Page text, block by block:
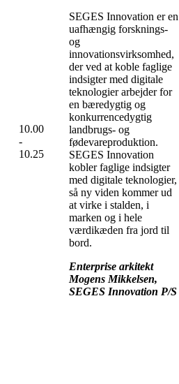
10.00
-
10.25
SEGES Innovation er en
uafhængig forsknings-
og
innovationsvirksomhed,
der ved at koble faglige
indsigter med digitale
teknologier arbejder for
en bæredygtig og
konkurrencedygtig
landbrugs- og
fødevareproduktion.
SEGES Innovation
kobler faglige indsigter
med digitale teknologier,
så ny viden kommer ud
at virke i stalden, i
marken og i hele
værdikæden fra jord til
bord.
Enterprise arkitekt
Mogens Mikkelsen,
SEGES Innovation P/S